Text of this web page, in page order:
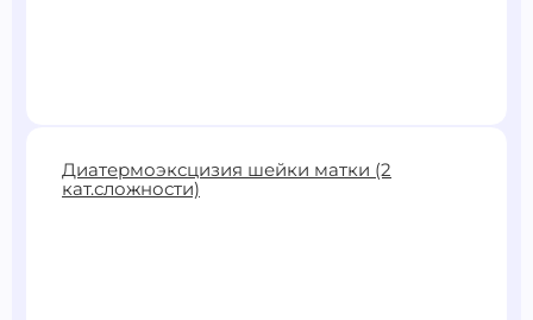
600 ₽
Записаться
Диатермоэксцизия шейки матки (2
кат.сложности)